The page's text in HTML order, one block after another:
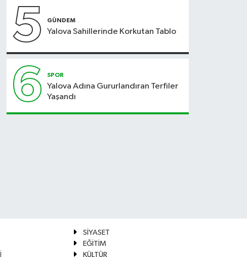
5 GÜNDEM
Yalova Sahillerinde Korkutan Tablo
6 SPOR
Yalova Adına Gururlandıran Terfiler
Yaşandı
SİYASET
EĞİTİM
KÜLTÜR